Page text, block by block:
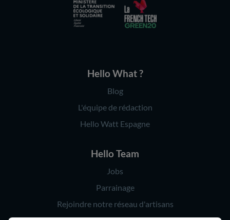
Hello What ?
Blog
L'équipe de rédaction
Hello Watt Espagne
Hello Team
Jobs
Parrainage
Rejoindre notre réseau d'artisans